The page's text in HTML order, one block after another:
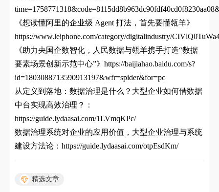
《想读懂阿里的企业级 Agent 打法，首先要懂瓴羊》
https://www.leiphone.com/category/digitalindustry/
《助力央国企数智化，人民数据与瓴羊携手打造“数据
要素场景创新示范中心”》https://baijiahao.baidu.com/s?
id=1803088713590913197&wfr=spider&for=pc
从定义到落地：数据治理是什么？大型企业如何借数据
中台实现高效治理？：
https://guide.lydaasai.com/1LVmqKPc/
数据治理系统对企业的应用价值，大型企业治理与系统
建设方法论： https://guide.lydaasai.com/otpEsdKm/
精选文章